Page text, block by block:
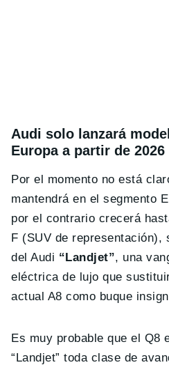
Audi solo lanzará
Europa a partir de 2026
Por el momento no está
mantendrá en el segmento
por el contrario crecerá
F (SUV de representación),
del Audi “Landjet”, una
eléctrica de lujo que
actual A8 como buque
Es muy probable que el Q8
“Landjet” toda clase de